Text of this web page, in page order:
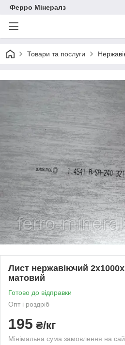
Ферро Мінералз
Товари та послуги
Лист нержавіючий
матовий
Готово до відправки
Опт і роздріб
195 ₴/кг
Мінімальна сума замовлення на